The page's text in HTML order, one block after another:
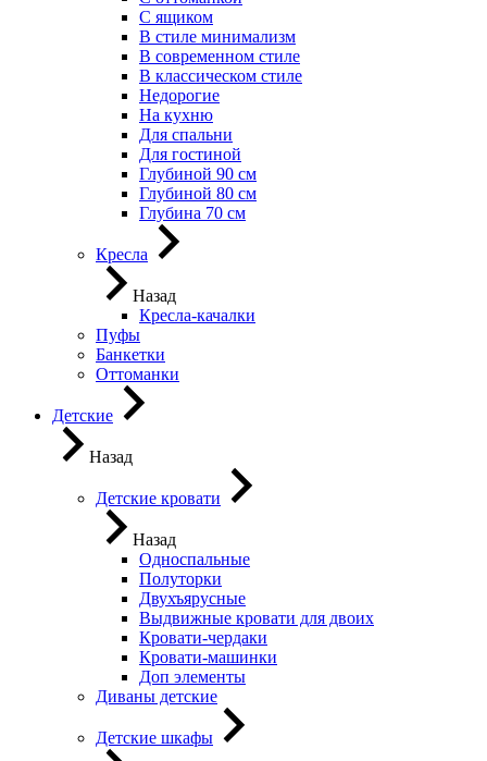
С ящиком
В стиле минимализм
В современном стиле
В классическом стиле
Недорогие
На кухню
Для спальни
Для гостиной
Глубиной 90 см
Глубиной 80 см
Глубина 70 см
Кресла
Назад
Кресла-качалки
Пуфы
Банкетки
Оттоманки
Детские
Назад
Детские кровати
Назад
Односпальные
Полуторки
Двухъярусные
Выдвижные кровати для двоих
Кровати-чердаки
Кровати-машинки
Доп элементы
Диваны детские
Детские шкафы